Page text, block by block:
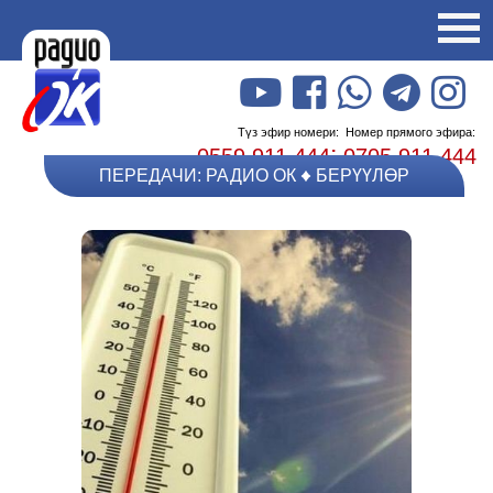
Түз эфир номери: Номер прямого эфира:
0559 911 444;0705 911 444
ПЕРЕДАЧИ: РАДИО ОК БЕРҮҮЛӨР